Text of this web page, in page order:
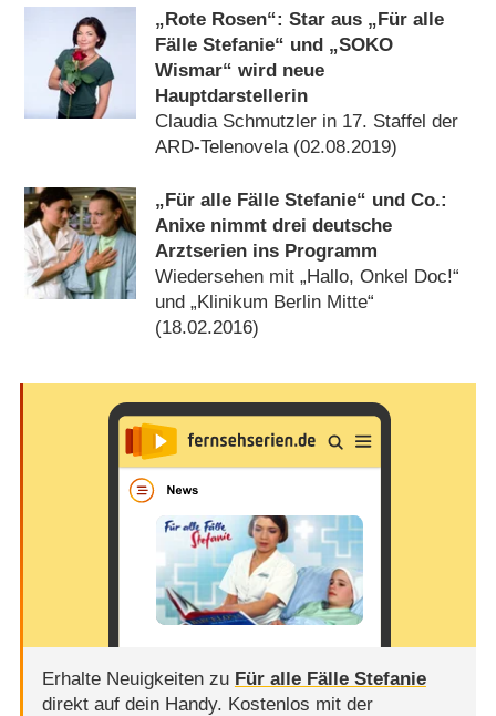
„Rote Rosen“: Star aus „Für alle
Fälle Stefanie“ und „SOKO
Wismar“ wird neue
Hauptdarstellerin
Claudia Schmutzler in 17. Staffel der
ARD-Telenovela (02.08.2019)
„Für alle Fälle Stefanie“ und Co.:
Anixe nimmt drei deutsche
Arztserien ins Programm
Wiedersehen mit „Hallo, Onkel Doc!“
und „Klinikum Berlin Mitte“
(18.02.2016)
Erhalte Neuigkeiten zu Für alle Fälle Stefanie
direkt auf dein Handy. Kostenlos mit der